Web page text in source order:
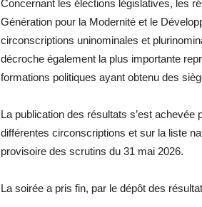
Concernant les élections législatives, les
Génération pour la Modernité et le
circonscriptions uninominales et
décroche également la plus importante
formations politiques ayant obtenu des
La publication des résultats s’est
différentes circonscriptions et sur la liste
provisoire des scrutins du 31 mai 2026.
La soirée a pris fin, par le dépôt des